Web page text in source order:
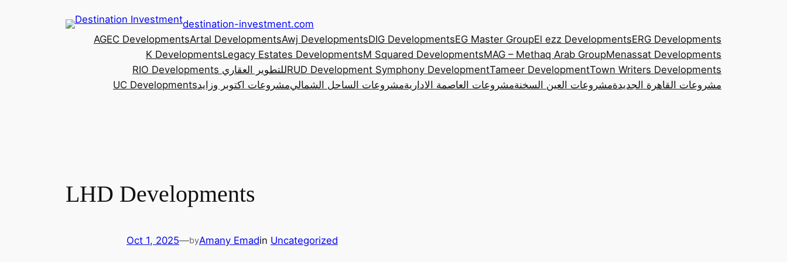
destination-investment.com
AGEC DevelopmentsArtal DevelopmentsAwj DevelopmentsDIG DevelopmentsEG Master GroupEl ezz DevelopmentsERG Developments
K DevelopmentsLegacy Estates DevelopmentsM Squared DevelopmentsMAG – Methaq Arab GroupMenassat Developments
RIO Developments للتطوير العقاريRUD Development Symphony DevelopmentTameer DevelopmentTown Writers Developments
UC Developmentsمشروعات اكتوبر وزايدمشروعات الساحل الشماليمشروعات العاصمة الاداريةمشروعات العين السخنةمشروعات القاهرة الجديدة
LHD Developments
Oct 1, 2025—byAmany Emadin Uncategorized